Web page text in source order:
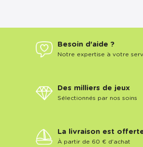
Besoin d'aide ?
Notre expertise à votre
Des milliers de jeux
Sélectionnés par nos soins
La livraison est
À partir de 60 € d'achat